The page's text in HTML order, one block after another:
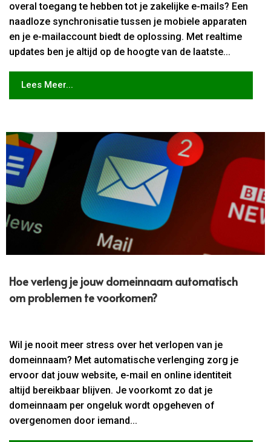
overal toegang te hebben tot je zakelijke e-mails? Een
naadloze synchronisatie tussen je mobiele apparaten
en je e-mailaccount biedt de oplossing. Met realtime
updates ben je altijd op de hoogte van de laatste...
Lees Meer...
Hoe verleng je jouw domeinnaam automatisch
om problemen te voorkomen?
Wil je nooit meer stress over het verlopen van je
domeinnaam? Met automatische verlenging zorg je
ervoor dat jouw website, e-mail en online identiteit
altijd bereikbaar blijven. Je voorkomt zo dat je
domeinnaam per ongeluk wordt opgeheven of
overgenomen door iemand...